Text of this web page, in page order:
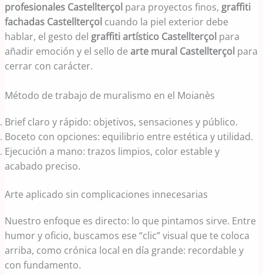
profesionales Castellterçol para proyectos finos, graffiti
fachadas Castellterçol cuando la piel exterior debe
hablar, el gesto del graffiti artístico Castellterçol para
añadir emoción y el sello dearte mural Castellterçol para
cerrar con carácter.
Método de trabajo de muralismo en el Moianès
Brief claro y rápido: objetivos, sensaciones y público.
Boceto con opciones: equilibrio entre estética y utilidad.
Ejecución a mano: trazos limpios, color estable y
acabado preciso.
Arte aplicado sin complicaciones innecesarias
Nuestro enfoque es directo: lo que pintamos sirve. Entre
humor y oficio, buscamos ese “clic” visual que te coloca
arriba, como crónica local en día grande: recordable y
con fundamento.